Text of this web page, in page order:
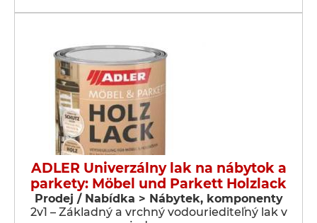
ADLER Univerzálny lak na nábytok a
parkety: Möbel und Parkett Holzlack
Prodej / Nabídka > Nábytek, komponenty
2v1 – Základný a vrchný vodouriediteľný lak v